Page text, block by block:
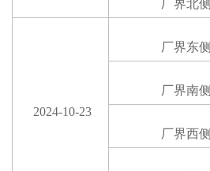
厂界北侧
2024-10-23
厂界东侧
厂界南侧
厂界西侧